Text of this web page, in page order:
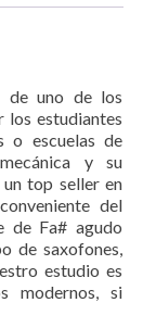
de uno de los
los estudiantes
o escuelas de
y su
top seller en
del
de Fa# agudo
de saxofones,
estudio es
modernos, si